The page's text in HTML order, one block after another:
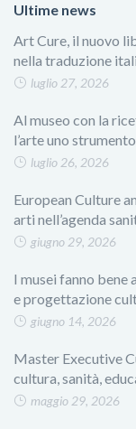
Ultime news
Art Cure, il nuovo
nella traduzione
luglio 27, 2026
Al museo con la
l’arte uno
luglio 26, 2026
European Culture
arti nell’agenda
giugno 29, 2026
I musei fanno
e progettazione
giugno 14, 2026
Master Executive
cultura, sanità,
maggio 29, 2026